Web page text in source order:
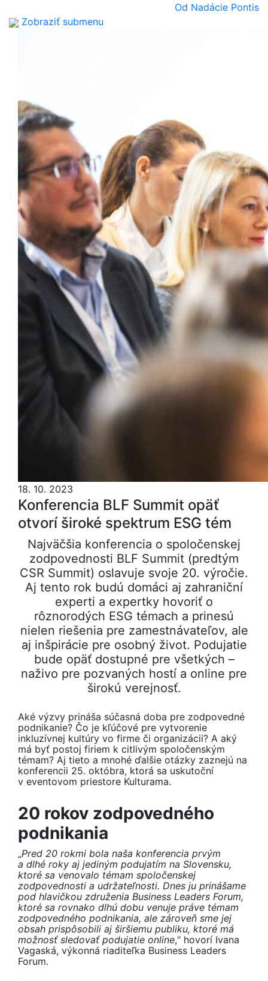
Od Nadácie Pontis
Zobraziť submenu
18. 10. 2023
Konferencia BLF Summit opäť
otvorí široké spektrum ESG tém
Najväčšia konferencia o spoločenskej
zodpovednosti BLF Summit (predtým
CSR Summit) oslavuje svoje 20. výročie.
Aj tento rok budú domáci aj zahraniční
experti a expertky hovoriť o
rôznorodých ESG témach a prinesú
nielen riešenia pre zamestnávateľov, ale
aj inšpirácie pre osobný život. Podujatie
bude opäť dostupné pre všetkých –
naživo pre pozvaných hostí a online pre
širokú verejnosť.
Aké výzvy prináša súčasná doba pre zodpovedné
podnikanie? Čo je kľúčové pre vytvorenie
inkluzívnej kultúry vo firme či organizácii? A aký
má byť postoj firiem k citlivým spoločenským
témam? Aj tieto a mnohé ďalšie otázky zaznejú na
konferencii 25. októbra, ktorá sa uskutoční
v eventovom priestore Kulturama.
20 rokov zodpovedného
podnikania
„Pred 20 rokmi bola naša konferencia prvým
a dlhé roky aj jediným podujatím na Slovensku,
ktoré sa venovalo témam spoločenskej
zodpovednosti a udržateľnosti. Dnes ju prinášame
pod hlavičkou združenia Business Leaders Forum,
ktoré sa rovnako dlhú dobu venuje práve témam
zodpovedného podnikania, ale zároveň sme jej
obsah prispôsobili aj širšiemu publiku, ktoré má
možnosť sledovať podujatie online,“ hovorí Ivana
Vagaská, výkonná riaditeľka Business Leaders
Forum.